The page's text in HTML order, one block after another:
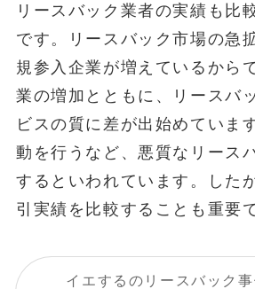
リースバック業者の実績も比
です。リースバック市場の急
規参入企業が増えているから
業の増加とともに、リースバ
ビスの質に差が出始めていま
動を行うなど、悪質なリース
するといわれています。した
引実績を比較することも重要
イエするのリースバック